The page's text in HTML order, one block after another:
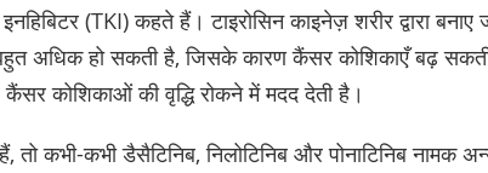
(TKI) कहते हैं। टाइरोसिन काइनेज़ शरीर द्वारा
अधिक हो सकती है, जिसके कारण कैंसर कोशिकाएँ बढ़ सकती
कोशिकाओं की वृद्धि रोकने में मदद देती है।
तो कभी-कभी डैसैटिनिब, निलोटिनिब और पोनाटिनिब नामक